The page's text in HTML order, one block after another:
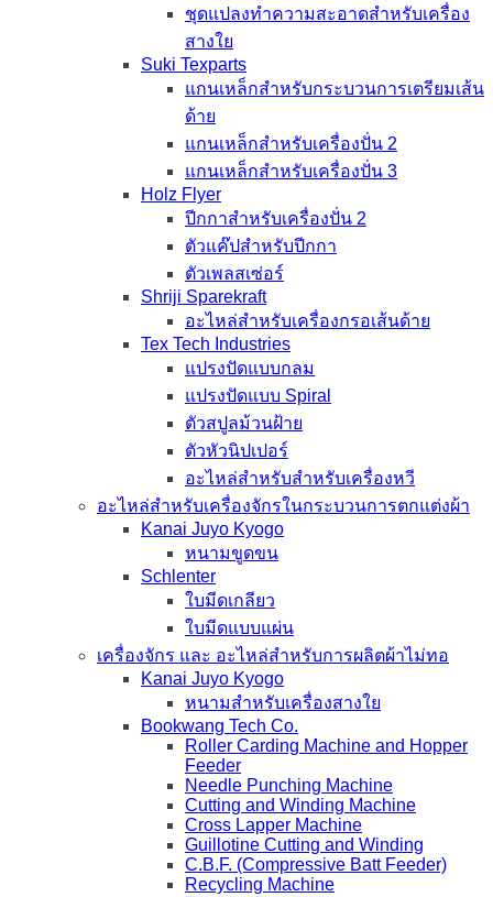
ชุดแปลงทำความสะอาดสำหรับเครื่อง
สางใย
Suki Texparts
แกนเหล็กสำหรับกระบวนการเตรียมเส้น
ด้าย
แกนเหล็กสำหรับเครื่องปั่น 2
แกนเหล็กสำหรับเครื่องปั่น 3
Holz Flyer
ปีกกาสำหรับเครื่องปั่น 2
ตัวแค๊ปสำหรับปีกกา
ตัวเพลสเซ่อร์
Shriji Sparekraft
อะไหล่สำหรับเครื่องกรอเส้นด้าย
Tex Tech Industries
แปรงปัดแบบกลม
แปรงปัดแบบ Spiral
ตัวสปูลม้วนฝ้าย
ตัวหัวนิปเปอร์
อะไหล่สำหรับสำหรับเครื่องหวี
อะไหล่สำหรับเครื่องจักรในกระบวนการตกแต่งผ้า
Kanai Juyo Kyogo
หนามขูดขน
Schlenter
ใบมีดเกลียว
ใบมีดแบบแผ่น
เครื่องจักร และ อะไหล่สำหรับการผลิตผ้าไม่ทอ
Kanai Juyo Kyogo
หนามสำหรับเครื่องสางใย
Bookwang Tech Co.
Roller Carding Machine and Hopper
Feeder
Needle Punching Machine
Cutting and Winding Machine
Cross Lapper Machine
Guillotine Cutting and Winding
C.B.F. (Compressive Batt Feeder)
Recycling Machine